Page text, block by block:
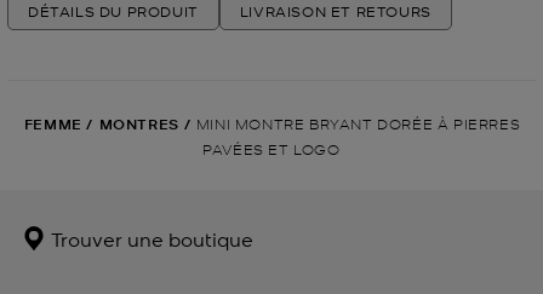
DÉTAILS DU PRODUIT LIVRAISON ET RETOURS
FEMME / MONTRES / MINI MONTRE BRYANT DORÉE À PIERRES
PAVÉES ET LOGO
Trouver une boutique